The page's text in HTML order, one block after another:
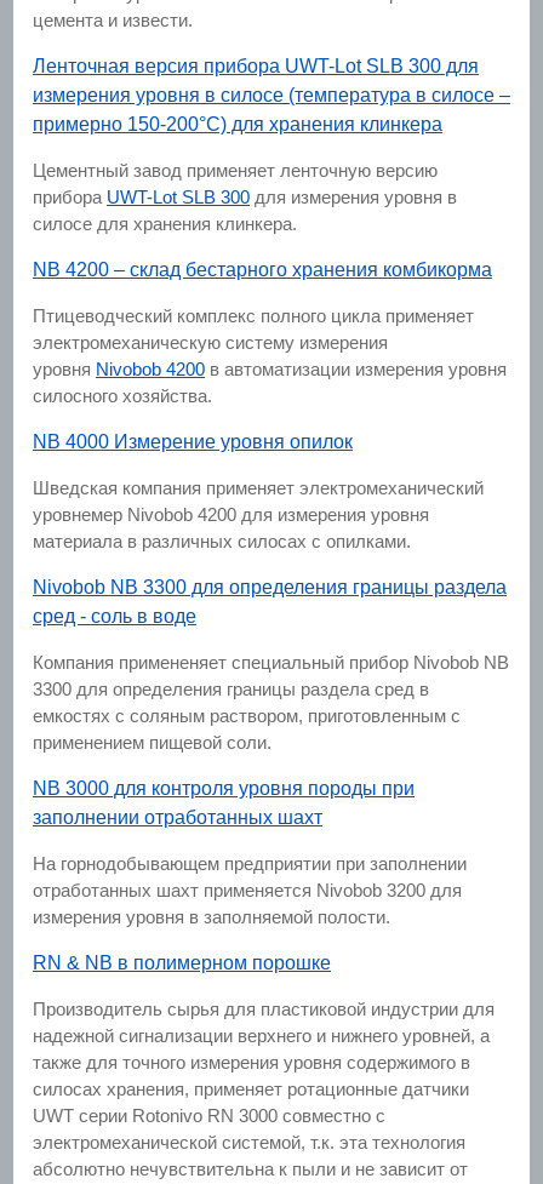
цемента и извести.
Ленточная версия прибора UWT-Lot SLB 300 для
измерения уровня в силосе (температура в силосе –
примерно 150-200°C) для хранения клинкера
Цементный завод применяет ленточную версию
прибора UWT-Lot SLB 300 для измерения уровня в
силосе для хранения клинкера.
NB 4200 – склад бестарного хранения комбикорма
Птицеводческий комплекс полного цикла применяет
электромеханическую систему измерения
уровня Nivobob 4200 в автоматизации измерения уровня
силосного хозяйства.
NB 4000 Измерение уровня опилок
Шведская компания применяет электромеханический
уровнемер Nivobob 4200 для измерения уровня
материала в различных силосах с опилками.
Nivobob NB 3300 для определения границы раздела
сред - соль в воде
Компания примененяет специальный прибор Nivobob NB
3300 для определения границы раздела сред в
емкостях с соляным раствором, приготовленным с
применением пищевой соли.
NB 3000 для контроля уровня породы при
заполнении отработанных шахт
На горнодобывающем предприятии при заполнении
отработанных шахт применяется Nivobob 3200 для
измерения уровня в заполняемой полости.
RN & NB в полимерном порошке
Производитель сырья для пластиковой индустрии для
надежной сигнализации верхнего и нижнего уровней, а
также для точного измерения уровня содержимого в
силосах хранения, применяет ротационные датчики
UWT серии Rotonivo RN 3000 совместно с
электромеханической системой, т.к. эта технология
абсолютно нечувствительна к пыли и не зависит от